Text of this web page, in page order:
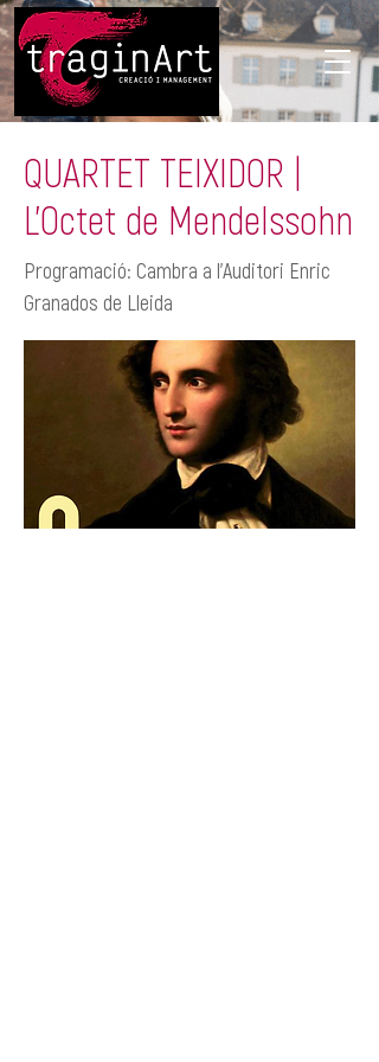
QUARTET TEIXIDOR |
L'Octet de Mendelssohn
Programació: Cambra a l'Auditori Enric
Granados de Lleida